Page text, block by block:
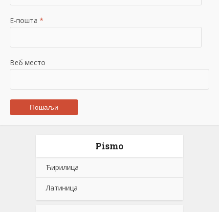
Е-пошта *
Веб место
Pismo
Ћирилица
Латиница